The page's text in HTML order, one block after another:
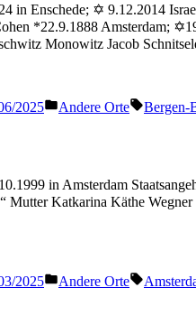
in Enschede; ✡ 9.12.2014
*22.9.1888 Amsterdam;
Monowitz Jacob
2025
Veröffentlicht
Andere Orte Bergen-
in Amsterdam
Mutter Katkarina Käthe
2025
Veröffentlicht
Andere Orte